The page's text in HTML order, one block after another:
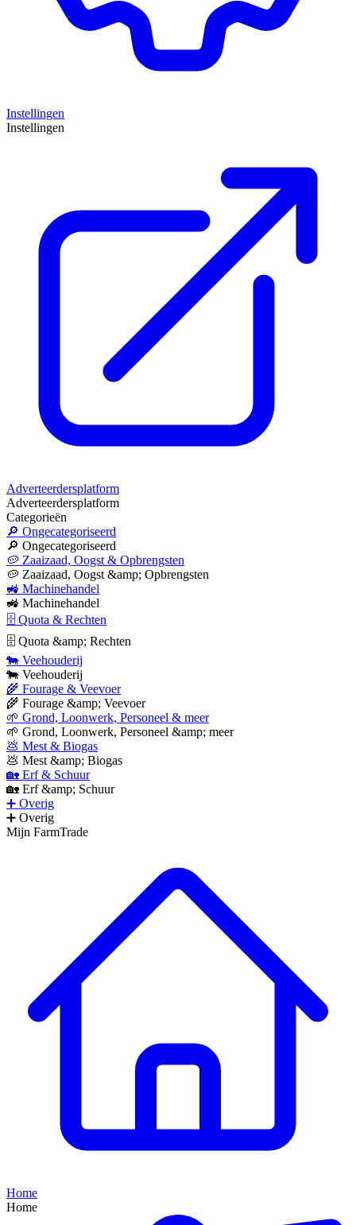
Instellingen
Instellingen
Adverteerdersplatform
Adverteerdersplatform
Categorieën
🔎 Ongecategoriseerd
🔎 Ongecategoriseerd
🥔 Zaaizaad, Oogst & Opbrengsten
🥔 Zaaizaad, Oogst &amp; Opbrengsten
🚜 Machinehandel
🚜 Machinehandel
🗄 Quota & Rechten
🗄 Quota &amp; Rechten
🐄 Veehouderij
🐄 Veehouderij
🌾 Fourage & Veevoer
🌾 Fourage &amp; Veevoer
🌱 Grond, Loonwerk, Personeel & meer
🌱 Grond, Loonwerk, Personeel &amp; meer
💩 Mest & Biogas
💩 Mest &amp; Biogas
🏡 Erf & Schuur
🏡 Erf &amp; Schuur
➕ Overig
➕ Overig
Mijn FarmTrade
Home
Home